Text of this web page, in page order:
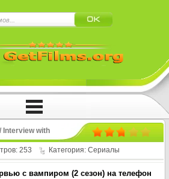
Interview with
253 Категория: Сериалы
с вампиром (2 сезон) на телефон
сперва нажмите на
верхнем углу!!!